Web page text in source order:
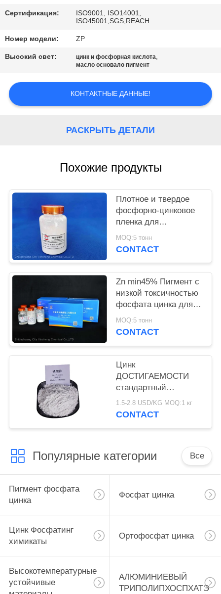
СВЯЖИТЕСЬ
НАМИ
ЦИТАТУ
PRIVACY
POLICY
Сертификация:
ISO9001, ISO14001,
ISO45001,SGS,REACH
Номер модели: ZP
Высокий свет: цинк и фосфорная кислота,
масло основало пигмент
КОНТАКТНЫЕ ДАННЫЕ!
РАСКРЫТЬ ДЕТАЛИ
Похожие продукты
Плотное и твердое
фосфорно-цинковое
пленка для
предотвращения
коррозии металлов и
MOQ:5 тонн
CONTACT
Zn min45% Пигмент с
низкой токсичностью
фосфата цинка для
экологически чистых
антикоррозионных
MOQ:5 тонн
CONTACT
Цинк
ДОСТИГАЕМОСТИ
стандартный
Фосфатинг химикаты,
антикоррозийное
1.5-2.8 USD/KG MOQ:1 кг
CONTACT
Популярные категории Все
Пигмент фосфата
цинка
Фосфат цинка
Цинк Фосфатинг
химикаты
Ортофосфат цинка
Высокотемпературные
устойчивые
АЛЮМИНИЕВЫЙ
ТРИПОЛИПХОСПХАТЭ